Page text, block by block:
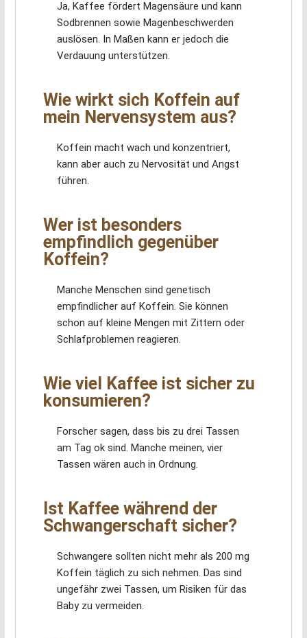
Ja, Kaffee fördert Magensäure und kann
Sodbrennen sowie Magenbeschwerden
auslösen. In Maßen kann er jedoch die
Verdauung unterstützen.
Wie wirkt sich Koffein auf
mein Nervensystem aus?
Koffein macht wach und konzentriert,
kann aber auch zu Nervosität und Angst
führen.
Wer ist besonders
empfindlich gegenüber
Koffein?
Manche Menschen sind genetisch
empfindlicher auf Koffein. Sie können
schon auf kleine Mengen mit Zittern oder
Schlafproblemen reagieren.
Wie viel Kaffee ist sicher zu
konsumieren?
Forscher sagen, dass bis zu drei Tassen
am Tag ok sind. Manche meinen, vier
Tassen wären auch in Ordnung.
Ist Kaffee während der
Schwangerschaft sicher?
Schwangere sollten nicht mehr als 200 mg
Koffein täglich zu sich nehmen. Das sind
ungefähr zwei Tassen, um Risiken für das
Baby zu vermeiden.